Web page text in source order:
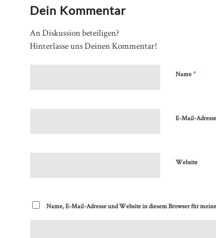
Dein Kommentar
An Diskussion beteiligen?
Hinterlasse uns Deinen Kommentar!
Name*
E-Mail-Adresse
Website
Name, E-Mail-Adresse und Website in diesem Browser für